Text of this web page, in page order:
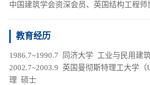
中国建筑学会资深会员、英国结构工程师
教育经历
1986.7~1990.7  同济大学  工业与民用建
2002.7~2003.9  英国曼彻斯特理工大学（
理  硕士